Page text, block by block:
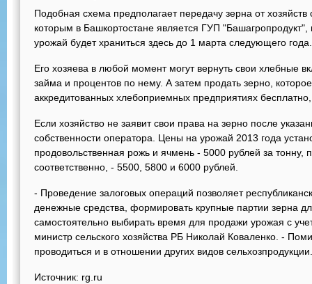
Подобная схема предполагает передачу зерна от
которым в Башкортостане является ГУП
урожай будет храниться здесь до 1 марта следующего года.
Его хозяева в любой момент могут вернуть свои хлебные
займа и процентов по нему. А затем продать зерно,
аккредитованных хлебоприемных предприятиях
Если хозяйство не заявит свои права на зерно после
собственности оператора. Цены на урожай 2013 года
продовольственная рожь и ячмень - 5000 рублей за тонну,
соответственно, - 5500, 5800 и 6000 рублей.
- Проведение залоговых операций позволяет
денежные средства, формировать крупные партии зерна
самостоятельно выбирать время для продажи урожая с
министр сельского хозяйства РБ Николай Коваленко. -
проводиться и в отношении других видов сельхозпродукции.
Источник: rg.ru